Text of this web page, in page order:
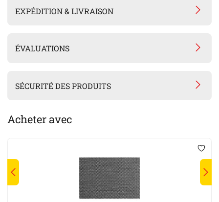
EXPÉDITION & LIVRAISON
ÉVALUATIONS
SÉCURITÉ DES PRODUITS
Acheter avec